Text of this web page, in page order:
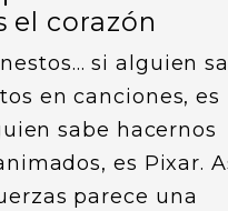
el corazón
si alguien
en canciones, es
sabe hacernos
es Pixar.
parece una